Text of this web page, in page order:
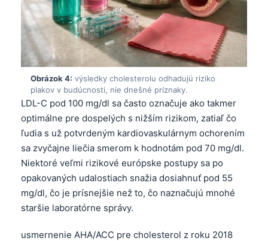
Obrázok 4: výsledky cholesterolu odhadujú riziko
plakov v budúcnosti, nie dnešné príznaky.
LDL-C pod 100 mg/dl sa často označuje ako takmer
optimálne pre dospelých s nižším rizikom, zatiaľ čo
ľudia s už potvrdeným kardiovaskulárnym ochorením
sa zvyčajne liečia smerom k hodnotám pod 70 mg/dl.
Niektoré veľmi rizikové európske postupy sa po
opakovaných udalostiach snažia dosiahnuť pod 55
mg/dl, čo je prísnejšie než to, čo naznačujú mnohé
staršie laboratórne správy.
usmernenie AHA/ACC pre cholesterol z roku 2018